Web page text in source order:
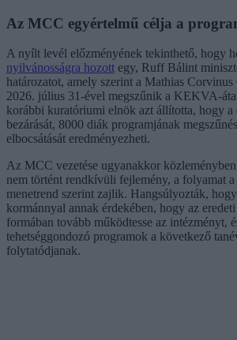
Az MCC egyértelmű célja a
A nyílt levél előzményének tekinthető, hogy
nyilvánosságra hozott egy, Ruff Bálint
határozatot, amely szerint a Mathias
2026. július 31-ével megszűnik a KEKVA-
korábbi kuratóriumi elnök azt állította, hogy a
bezárását, 8000 diák programjának
elbocsátását eredményezheti.
Az MCC vezetése ugyanakkor
nem történt rendkívüli fejlemény, a folyamat
menetrend szerint zajlik. Hangsúlyozták,
kormánnyal annak érdekében, hogy az
formában tovább működtesse az intézményt,
tehetséggondozó programok a következő
folytatódjanak.